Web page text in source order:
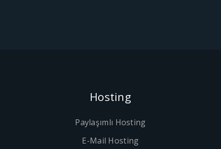
Hosting
Paylaşımlı Hosting
E-Mail Hosting